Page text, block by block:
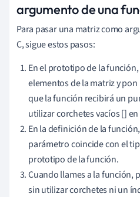
argumento de una
Para pasar una matriz como
C, sigue estos pasos:
En el prototipo de la
elementos de la matriz y
que la función recibirá un
utilizar corchetes vacíos []
En la definición de la
parámetro coincide con el
prototipo de la función.
Cuando llames a la función,
sin utilizar corchetes ni un